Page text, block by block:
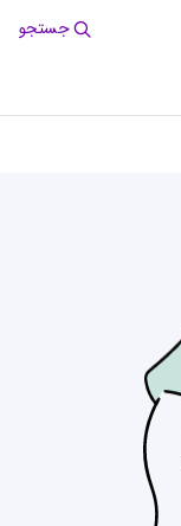
جستجو